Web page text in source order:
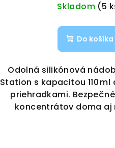
Skladom (5
Do košíka
Odolná silikónová
Station s kapacitou 110
priehradkami.
koncentrátov doma aj